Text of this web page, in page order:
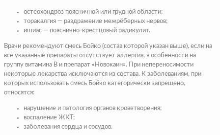
остеохондроз поясничной или грудной области;
торакалгия — раздражение межрёберных нервов;
ишиас — пояснично-крестцовый радикулит.
Врачи рекомендуют смесь Бойко (состав которой указан выше), если на
все указанные препараты отсутствует аллергия, в особенности на
группу витамина В и препарат «Новокаин». При непереносимости
некоторые лекарства исключаются из состава. К заболеваниям, при
которых использовать смесь Бойко категорически запрещено,
относятся:
нарушение и патология органов кроветворения;
воспаление ЖКТ;
заболевания сердца и сосудов.